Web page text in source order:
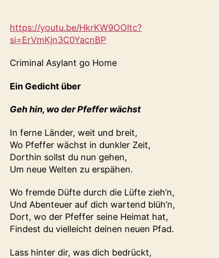
https://youtu.be/HkrKW9OOltc?
si=ErVmKjn3C0YacnBP
Criminal Asylant go Home
Ein Gedicht über
Geh hin, wo der Pfeffer wächst
In ferne Länder, weit und breit,
Wo Pfeffer wächst in dunkler Zeit,
Dorthin sollst du nun gehen,
Um neue Welten zu erspähen.
Wo fremde Düfte durch die Lüfte zieh’n,
Und Abenteuer auf dich wartend blüh’n,
Dort, wo der Pfeffer seine Heimat hat,
Findest du vielleicht deinen neuen Pfad.
Lass hinter dir, was dich bedrückt,